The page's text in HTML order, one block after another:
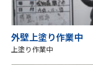
外壁上塗り作業中
上塗り作業中